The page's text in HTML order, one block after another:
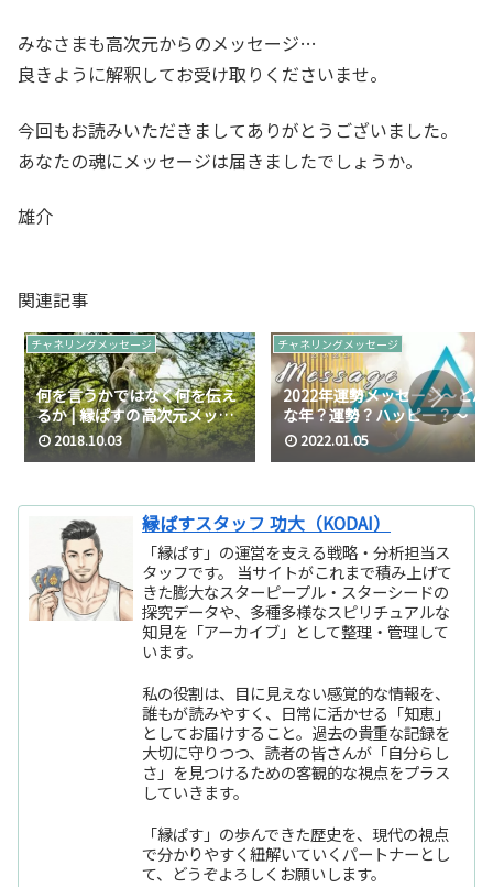
みなさまも高次元からのメッセージ…
良きように解釈してお受け取りくださいませ。
今回もお読みいただきましてありがとうございました。
あなたの魂にメッセージは届きましたでしょうか。
雄介
関連記事
チャネリングメッセージ
何を言うかではなく何を伝え
るか | 縁ぱすの高次元メッセ
ージ伝達（2018年10月）
2018.10.03
チャネリングメッセージ
2022年運勢メッセージ～どん
な年？運勢？ハッピー？～
2022.01.05
縁ぱすスタッフ 功大（KODAI）
「縁ぱす」の運営を支える戦略・分析担当ス
タッフです。 当サイトがこれまで積み上げて
きた膨大なスターピープル・スターシードの
探究データや、多種多様なスピリチュアルな
知見を「アーカイブ」として整理・管理して
います。
私の役割は、目に見えない感覚的な情報を、
誰もが読みやすく、日常に活かせる「知恵」
としてお届けすること。過去の貴重な記録を
大切に守りつつ、読者の皆さんが「自分らし
さ」を見つけるための客観的な視点をプラス
していきます。
「縁ぱす」の歩んできた歴史を、現代の視点
で分かりやすく紐解いていくパートナーとし
て、どうぞよろしくお願いします。